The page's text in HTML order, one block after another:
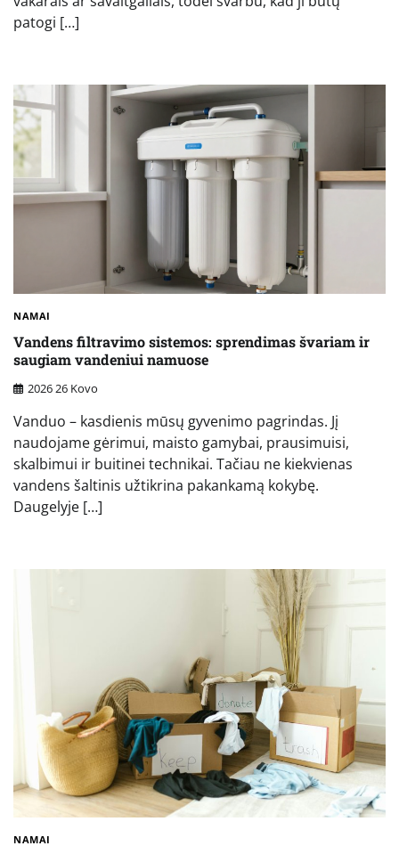
patogi […]
NAMAI
Vandens filtravimo sistemos: sprendimas švariam ir
saugiam vandeniui namuose
2026 26 Kovo
Vanduo – kasdienis mūsų gyvenimo pagrindas. Jį
naudojame gėrimui, maisto gamybai, prausimuisi,
skalbimui ir buitinei technikai. Tačiau ne kiekvienas
vandens šaltinis užtikrina pakankamą kokybę.
Daugelyje […]
NAMAI